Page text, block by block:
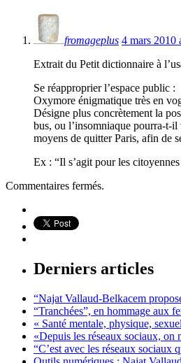
fromageplus 4 mars 2010
Extrait du Petit dictionnaire à
Se réapproprier l’espace public :
Oxymore énigmatique très en
Désigne plus concrètement la
bus, ou l’insomniaque pourra-t-
moyens de quitter Paris, afin de
Ex : “Il s’agit pour les
Commentaires fermés.
Derniers articles
“Najat Vallaud-Belkacem
“Tranchées”, en hommage aux
« Santé mentale, physique,
«Depuis les réseaux sociaux, on
“C’est avec les réseaux sociaux